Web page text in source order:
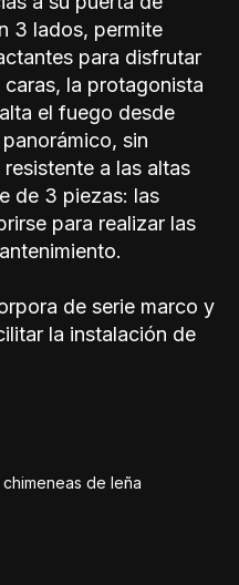
3 lados, permite
para disfrutar
la protagonista
el fuego desde
sin
a las altas
de 3 piezas: las
para realizar las
de serie marco y
la instalación de
de leña